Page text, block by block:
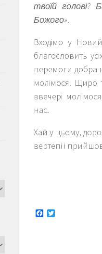
твоїй голові?
Божого».
Входімо у
благословить
перемоги добра
молімося. Щиро
ввечері
нас.
Хай у цьому,
вертепі і
Facebook